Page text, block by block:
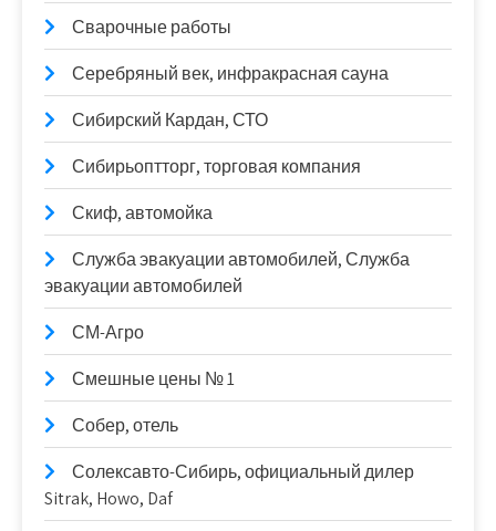
Сварочные работы
Серебряный век, инфракрасная сауна
Сибирский Кардан, СТО
Сибирьоптторг, торговая компания
Скиф, автомойка
Служба эвакуации автомобилей, Служба
эвакуации автомобилей
СМ-Агро
Смешные цены № 1
Собер, отель
Солексавто-Сибирь, официальный дилер
Sitrak, Howo, Daf